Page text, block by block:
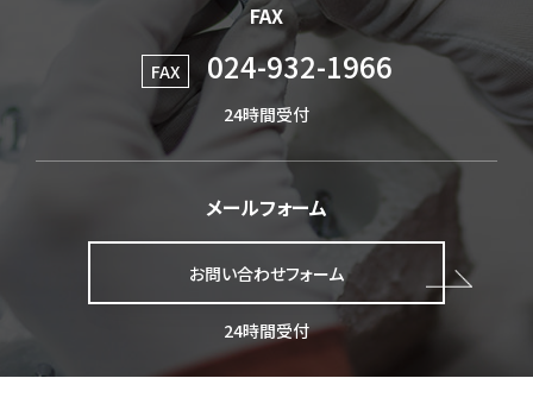
FAX
FAX 024-932-1966
24時間受付
メールフォーム
お問い合わせフォーム
24時間受付